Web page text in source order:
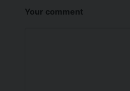
Your comment